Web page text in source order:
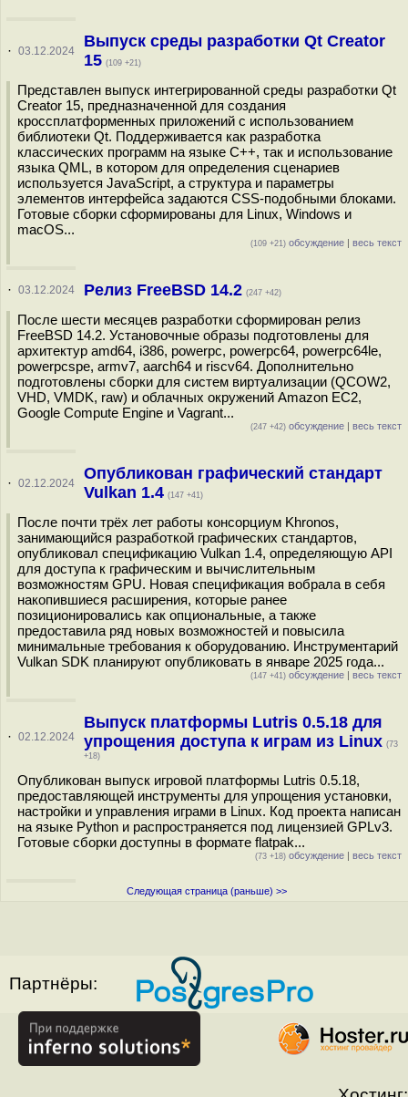
· 03.12.2024
Выпуск среды разработки Qt Creator
15 (109 +21)
Представлен выпуск интегрированной среды разработки Qt
Creator 15, предназначенной для создания
кроссплатформенных приложений с использованием
библиотеки Qt. Поддерживается как разработка
классических программ на языке C++, так и использование
языка QML, в котором для определения сценариев
используется JavaScript, а структура и параметры
элементов интерфейса задаются CSS-подобными блоками.
Готовые сборки сформированы для Linux, Windows и
maсOS...
(109 +21) обсуждение | весь текст
· 03.12.2024 Релиз FreeBSD 14.2 (247 +42)
После шести месяцев разработки сформирован релиз
FreeBSD 14.2. Установочные образы подготовлены для
архитектур amd64, i386, powerpc, powerpc64, powerpc64le,
powerpcspe, armv7, aarch64 и riscv64. Дополнительно
подготовлены сборки для систем виртуализации (QCOW2,
VHD, VMDK, raw) и облачных окружений Amazon EC2,
Google Compute Engine и Vagrant...
(247 +42) обсуждение | весь текст
· 02.12.2024
Опубликован графический стандарт
Vulkan 1.4 (147 +41)
После почти трёх лет работы консорциум Khronos,
занимающийся разработкой графических стандартов,
опубликовал спецификацию Vulkan 1.4, определяющую API
для доступа к графическим и вычислительным
возможностям GPU. Новая спецификация вобрала в себя
накопившиеся расширения, которые ранее
позиционировались как опциональные, а также
предоставила ряд новых возможностей и повысила
минимальные требования к оборудованию. Инструментарий
Vulkan SDK планируют опубликовать в январе 2025 года...
(147 +41) обсуждение | весь текст
· 02.12.2024
Выпуск платформы Lutris 0.5.18 для
упрощения доступа к играм из Linux (73
+18)
Опубликован выпуск игровой платформы Lutris 0.5.18,
предоставляющей инструменты для упрощения установки,
настройки и управления играми в Linux. Код проекта написан
на языке Python и распространяется под лицензией GPLv3.
Готовые сборки доступны в формате flatpak...
(73 +18) обсуждение | весь текст
Следующая страница (раньше) >>
Партнёры: